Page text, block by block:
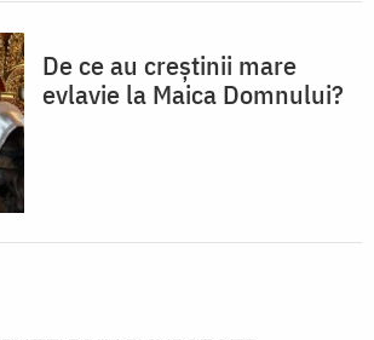
De ce au creștinii mare
evlavie la Maica Domnului?